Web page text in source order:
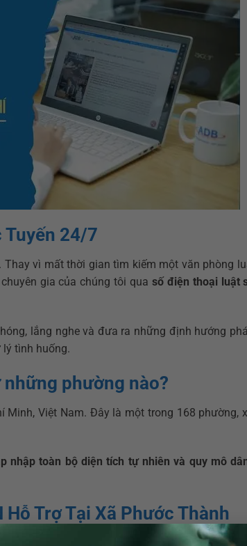
Tuyến 24/7
vì mất thời gian tìm kiếm một văn phòng
gia của chúng tôi qua số điện thoại luật
lắng nghe và đưa ra những định hướng
tình huống.
phường nào?
Việt Nam. Đây là một trong 168 phường,
nhập toàn bộ diện tích tự nhiên và quy mô
Hỗ Trợ Tại Xã Phước Thành
vực Sài Gòn, chúng tôi đều có chuyên gia